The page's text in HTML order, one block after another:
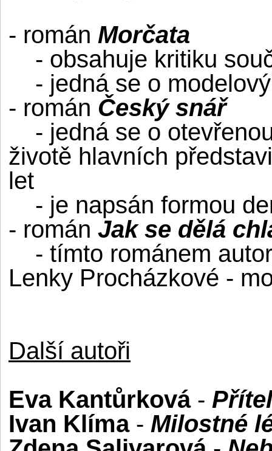
- román Morčata
- obsahuje kritiku
- jedná se o
- román Český snář
- jedná se o
životě hlavních
let
- je napsán formou
- román Jak se dělá
- tímto románem
Lenky Procházkové -
Další autoři
Eva Kantůrková-
Ivan Klíma- Milostné